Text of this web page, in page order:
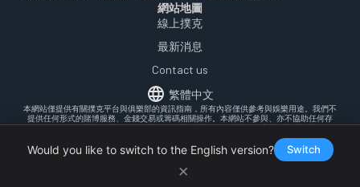
網站地圖
線上撲克
最新消息
Contact us
繁體中文
本網站僅提供有關撲克平台與俱樂部的資訊指南，所有內容僅供參考與娛樂用途。我們不
提供任何形式的賭博服務、金錢交易或籌碼相關操作。本網站不參與、亦不協助任何存
款、取款、兌換或貨幣交易。在參與任何線上撲克活動前，請確保遵守您當地的法律規
PokerOffer © 2026年8月9日 All Rights Reserved.
條款與細則隱私政策PokerOffer
Would you like to switch to the English version? Switch
×